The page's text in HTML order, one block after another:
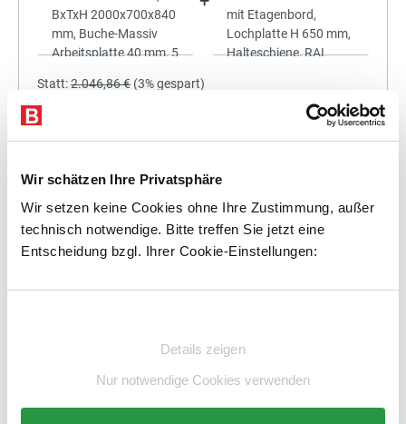
Wir schätzen Ihre Privatsphäre
Wir setzen keine Cookies ohne Ihre Zustimmung, außer
technisch notwendige. Bitte treffen Sie jetzt eine
Entscheidung bzgl. Ihrer Cookie-Einstellungen:
Details zeigen
Nur notwendige Cookies verwenden
Statt:2.046,86 € (3%gespart)
Preis für alle:
2.153,40 € %